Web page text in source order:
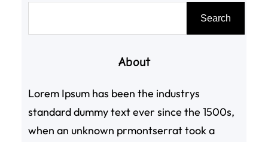
Search
About
Lorem Ipsum has been the industrys
standard dummy text ever since the 1500s,
when an unknown prmontserrat took a